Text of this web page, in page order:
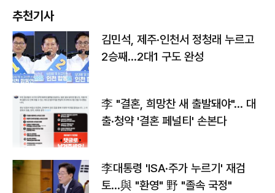
추천기사
김민석, 제주·인천서 정청래 누르고
2승째…2대1 구도 완성
李 "결혼, 희망찬 새 출발돼야"… 대
출·청약 '결혼 페널티' 손본다
李대통령 'ISA·주가 누르기' 재검
토…與 "환영" 野 "졸속 국정"